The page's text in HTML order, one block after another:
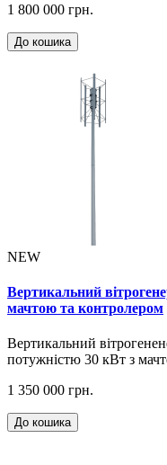
1 800 000 грн.
До кошика
NEW
Вертикальний
мачтою та контролером
Вертикальний
потужністю 30 кВт з
1 350 000 грн.
До кошика